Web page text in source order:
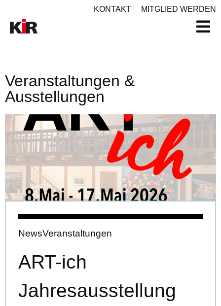
KONTAKT MITGLIED WERDEN
Veranstaltungen &
Ausstellungen
NewsVeranstaltungen
ART-ich
Jahresausstellung